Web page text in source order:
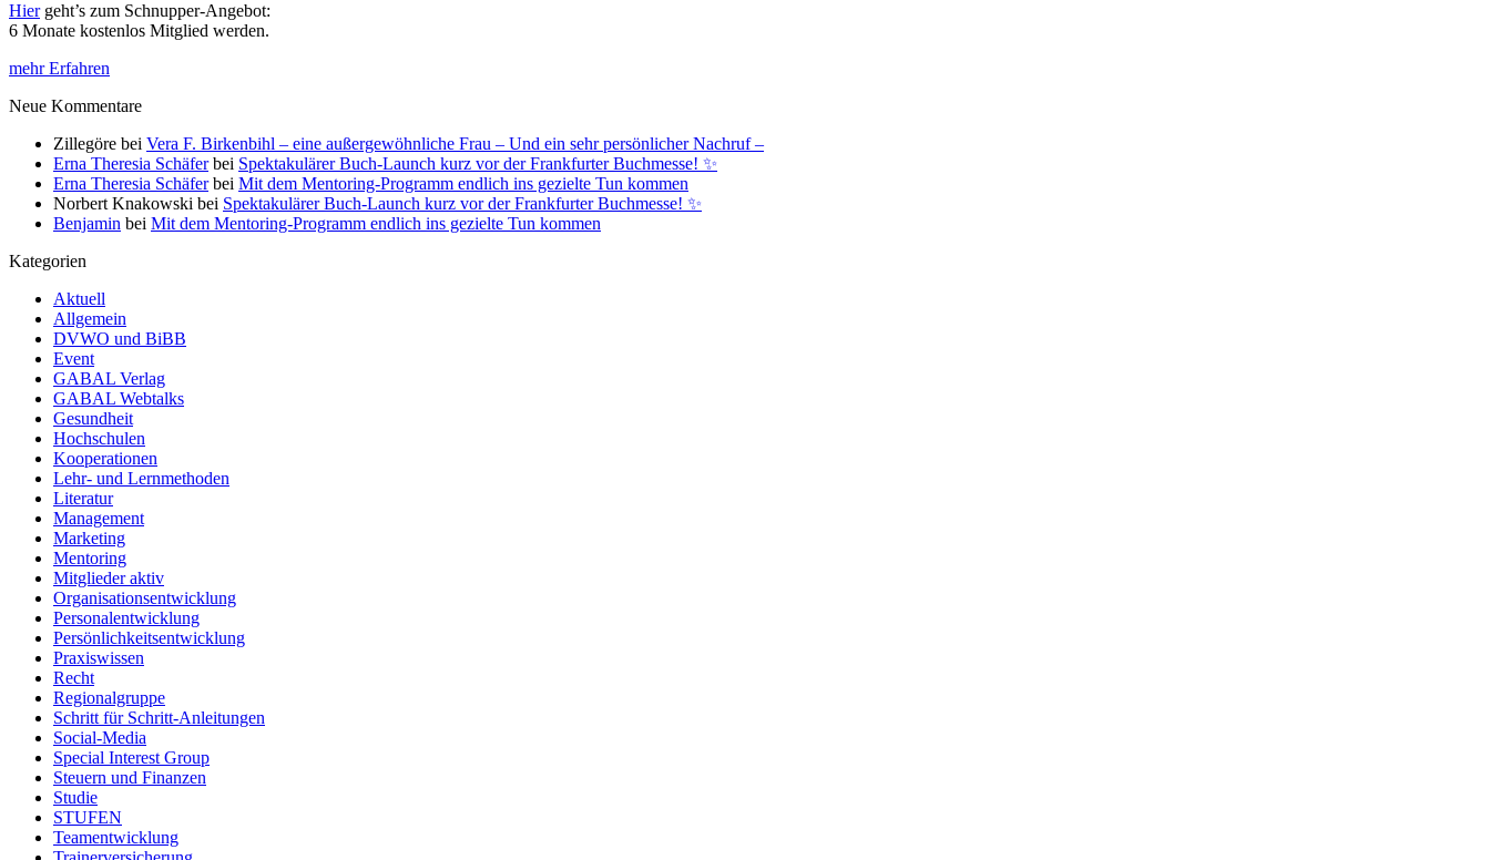
Hiergeht’s zum Schnupper-Angebot:
6 Monate kostenlos Mitglied werden.
mehr Erfahren
Neue Kommentare
Zillegöre bei Vera F. Birkenbihl – eine außergewöhnliche Frau – Und ein sehr persönlicher Nachruf –
Erna Theresia Schäferbei Spektakulärer Buch-Launch kurz vor der Frankfurter Buchmesse! ✨
Erna Theresia Schäferbei Mit dem Mentoring-Programm endlich ins gezielte Tun kommen
Norbert Knakowski bei Spektakulärer Buch-Launch kurz vor der Frankfurter Buchmesse! ✨
Benjamin bei Mit dem Mentoring-Programm endlich ins gezielte Tun kommen
Kategorien
Aktuell
Allgemein
DVWO und BiBB
Event
GABAL Verlag
GABAL Webtalks
Gesundheit
Hochschulen
Kooperationen
Lehr- und Lernmethoden
Literatur
Management
Marketing
Mentoring
Mitglieder aktiv
Organisationsentwicklung
Personalentwicklung
Persönlichkeitsentwicklung
Praxiswissen
Recht
Regionalgruppe
Schritt für Schritt-Anleitungen
Social-Media
Special Interest Group
Steuern und Finanzen
Studie
STUFEN
Teamentwicklung